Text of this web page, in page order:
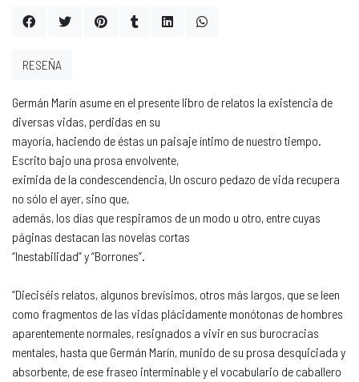
Germán Marín asume en el presente libro de relatos la existencia de
diversas vidas, perdidas en su
mayoría, haciendo de éstas un paisaje íntimo de nuestro tiempo.
Escrito bajo una prosa envolvente,
eximida de la condescendencia, Un oscuro pedazo de vida recupera
no sólo el ayer, sino que,
además, los días que respiramos de un modo u otro, entre cuyas
páginas destacan las novelas cortas
“Inestabilidad” y “Borrones”.
“Dieciséis relatos, algunos brevísimos, otros más largos, que se leen
como fragmentos de las vidas plácidamente monótonas de hombres
aparentemente normales, resignados a vivir en sus burocracias
mentales, hasta que Germán Marín, munido de su prosa desquiciada y
absorbente, de ese fraseo interminable y el vocabulario de caballero
RESEÑA